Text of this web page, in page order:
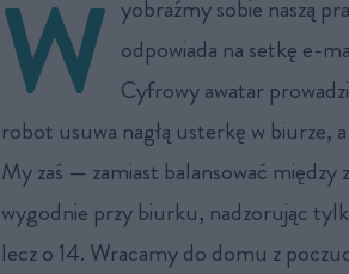
W yobraźmy sobie naszą
odpowiada na setkę e-
Cyfrowy awatar
robot usuwa nagłą usterkę w biurze,
My zaś — zamiast balansować
wygodnie przy biurku, nadzorując
lecz o 14. Wracamy do domu z